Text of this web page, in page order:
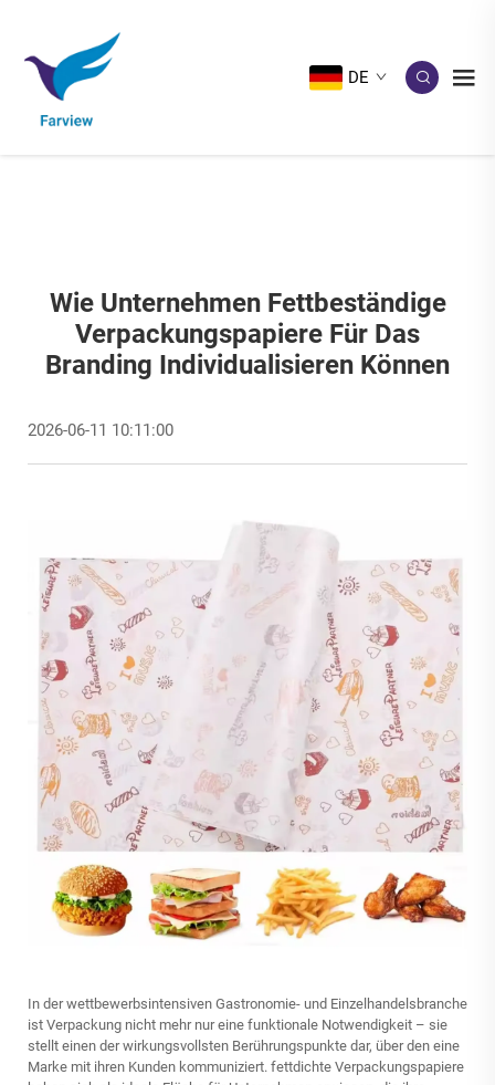
DE
Wie Unternehmen Fettbeständige
Verpackungspapiere Für Das
Branding Individualisieren Können
2026-06-11 10:11:00
In der wettbewerbsintensiven Gastronomie- und Einzelhandelsbranche
ist Verpackung nicht mehr nur eine funktionale Notwendigkeit – sie
stellt einen der wirkungsvollsten Berührungspunkte dar, über den eine
Marke mit ihren Kunden kommuniziert. fettdichte Verpackungspapiere